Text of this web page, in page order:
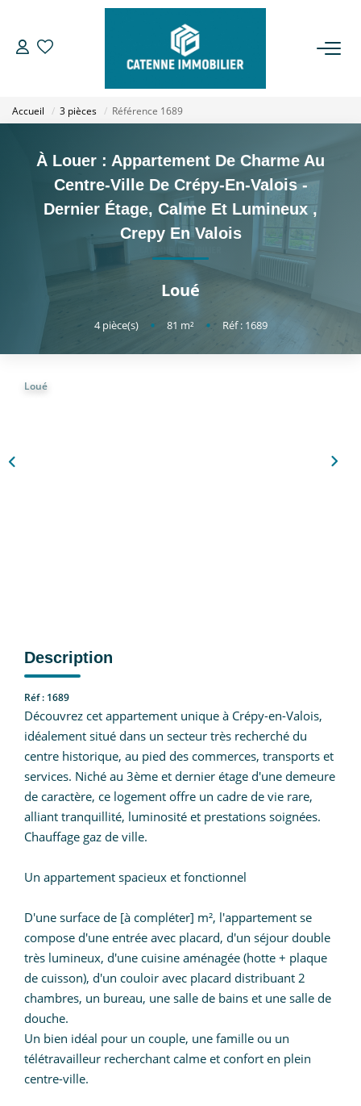
LOUER
ESTIMER
GESTION
NOTRE AGENCE
Accueil 3 pièces Référence 1689
À Louer : Appartement De Charme Au
Centre-Ville De Crépy-En-Valois -
Dernier Étage, Calme Et Lumineux ,
Crepy En Valois
Loué
4pièce(s) • 81 m² • Réf : 1689
Loué
Description
Réf : 1689
Découvrez cet appartement unique à Crépy-en-Valois,
idéalement situé dans un secteur très recherché du
centre historique, au pied des commerces, transports et
services. Niché au 3ème et dernier étage d'une demeure
de caractère, ce logement offre un cadre de vie rare,
alliant tranquillité, luminosité et prestations soignées.
Chauffage gaz de ville.
Un appartement spacieux et fonctionnel
D'une surface de [à compléter] m², l'appartement se
compose d'une entrée avec placard, d'un séjour double
très lumineux, d'une cuisine aménagée (hotte + plaque
de cuisson), d'un couloir avec placard distribuant 2
chambres, un bureau, une salle de bains et une salle de
douche.
Un bien idéal pour un couple, une famille ou un
télétravailleur recherchant calme et confort en plein
centre-ville.